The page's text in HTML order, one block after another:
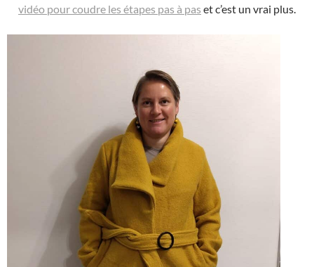
vidéo pour coudre les étapes pas à pas et c’est un vrai plus.